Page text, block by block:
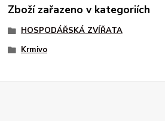
Zboží zařazeno v kategoriích
HOSPODÁŘSKÁ ZVÍŘATA
Krmivo